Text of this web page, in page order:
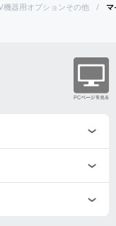
機器用オプションその他 マ